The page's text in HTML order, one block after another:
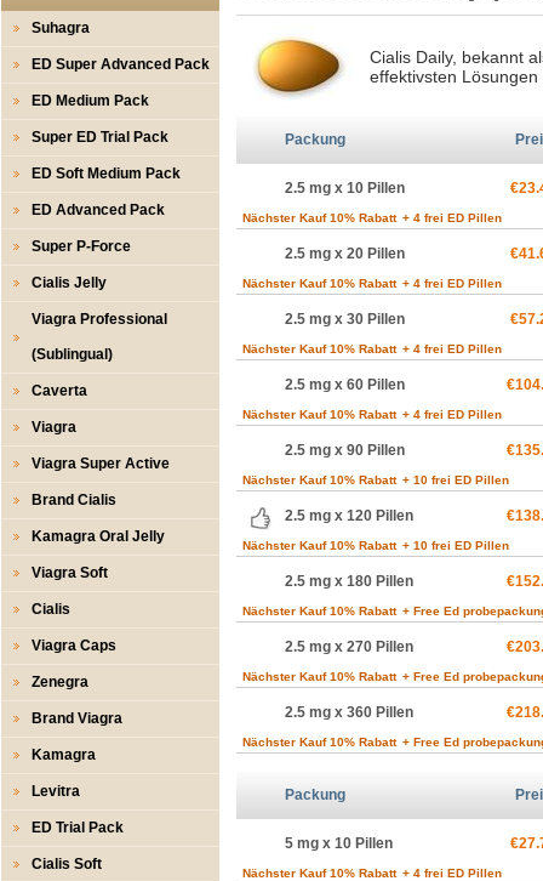
Suhagra
ED Super Advanced Pack
ED Medium Pack
Super ED Trial Pack
ED Soft Medium Pack
ED Advanced Pack
Super P-Force
Cialis Jelly
Viagra Professional
(Sublingual)
Caverta
Viagra
Viagra Super Active
Brand Cialis
Kamagra Oral Jelly
Viagra Soft
Cialis
Viagra Caps
Zenegra
Brand Viagra
Kamagra
Levitra
ED Trial Pack
Cialis Soft
Cialis Daily, bekannt
effektivsten
Packung
2.5 mg x 10 Pillen
Nächster Kauf 10% Rabatt + 4 frei ED Pillen
2.5 mg x 20 Pillen
Nächster Kauf 10% Rabatt + 4 frei ED Pillen
2.5 mg x 30 Pillen
Nächster Kauf 10% Rabatt + 4 frei ED Pillen
2.5 mg x 60 Pillen
Nächster Kauf 10% Rabatt + 4 frei ED Pillen
2.5 mg x 90 Pillen
Nächster Kauf 10% Rabatt + 10 frei ED Pillen
2.5 mg x 120 Pillen
Nächster Kauf 10% Rabatt + 10 frei ED Pillen
2.5 mg x 180 Pillen
Nächster Kauf 10% Rabatt + Free Ed
2.5 mg x 270 Pillen
Nächster Kauf 10% Rabatt + Free Ed
2.5 mg x 360 Pillen
Nächster Kauf 10% Rabatt + Free Ed
Packung
5 mg x 10 Pillen
Nächster Kauf 10% Rabatt + 4 frei ED Pillen